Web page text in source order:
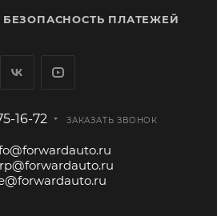
БЕЗОПАСНОСТЬ ПЛАТЕЖЕЙ
16-72 ЗАКАЗАТЬ ЗВОНОК